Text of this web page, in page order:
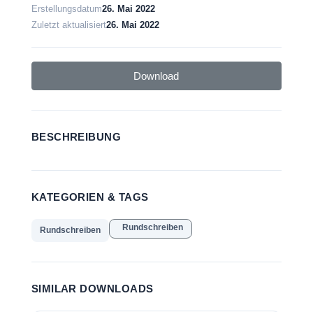
Erstellungsdatum26. Mai 2022
Zuletzt aktualisiert26. Mai 2022
Download
BESCHREIBUNG
KATEGORIEN & TAGS
Rundschreiben Rundschreiben
SIMILAR DOWNLOADS